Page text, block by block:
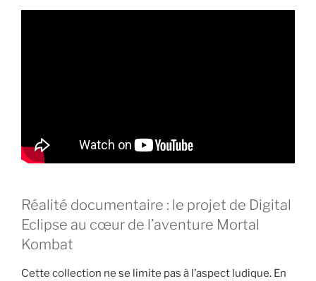
Réalité documentaire : le projet de Digital
Eclipse au cœur de l’aventure Mortal
Kombat
Cette collection ne se limite pas à l’aspect ludique. En